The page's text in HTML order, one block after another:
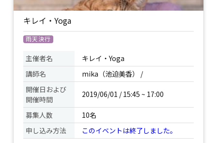
持ち物
キレイ・Yoga
雨天決行
主催者名
キレイ・Yoga
講師名
mika（池迫美香） /
開催日および
開催時間
2019/06/01 / 15:45 ~ 17:00
募集人数
10名
申し込み方法
このイベントは終了しました。